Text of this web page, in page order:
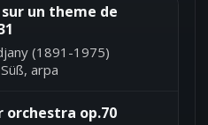
un theme de
(1891-1975)
arpa
orchestra op.70